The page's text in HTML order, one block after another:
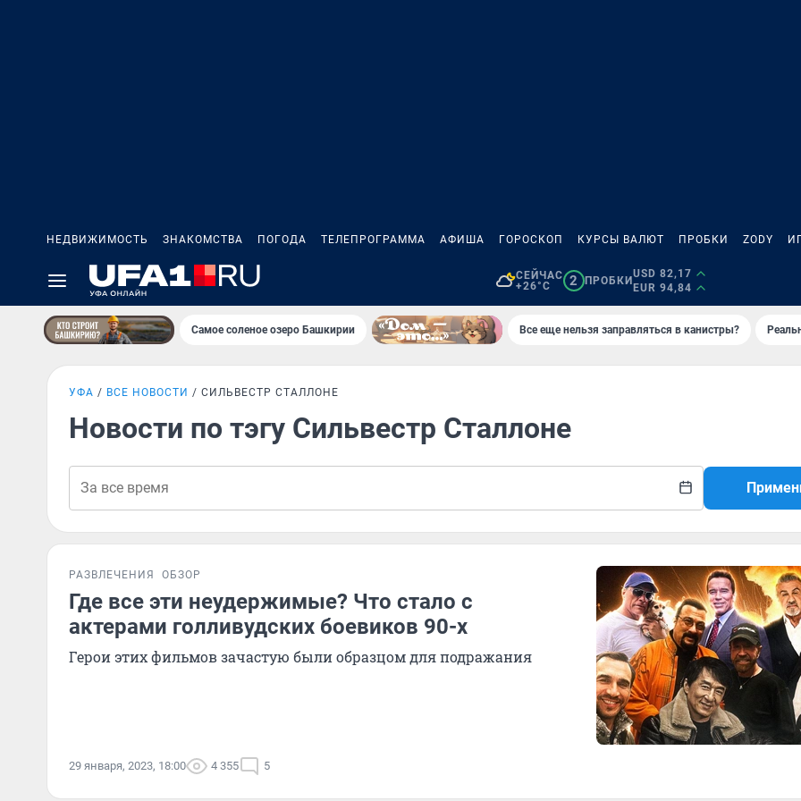
НЕДВИЖИМОСТЬ ЗНАКОМСТВА ПОГОДА ТЕЛЕПРОГРАММА АФИША ГОРОСКОП КУРСЫ ВАЛЮТ ПРОБКИ ZODY
СЕЙЧАС
+26°C
2 ПРОБКИ
USD 82,17
EUR 94,84
Самое соленое озеро Башкирии Все еще нельзя заправляться в канистры?
УФА ВСЕ НОВОСТИ СИЛЬВЕСТР СТАЛЛОНЕ
Новости по тэгу Сильвестр Сталлоне
РАЗВЛЕЧЕНИЯ ОБЗОР
Где все эти неудержимые? Что стало с
актерами голливудских боевиков 90-х
Герои этих фильмов зачастую были образцом для подражания
29 января, 2023, 18:00 4 355 5